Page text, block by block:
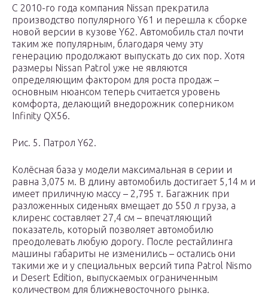
С 2010-го года компания Nissan прекратила
производство популярного Y61 и перешла к сборке
новой версии в кузове Y62. Автомобиль стал почти
таким же популярным, благодаря чему эту
генерацию продолжают выпускать до сих пор. Хотя
размеры Nissan Patrol уже не являются
определяющим фактором для роста продаж –
основным нюансом теперь считается уровень
комфорта, делающий внедорожник соперником
Infinity QX56.
Рис. 5. Патрол Y62.
Колёсная база у модели максимальная в серии и
равна 3,075 м. В длину автомобиль достигает 5,14 м и
имеет приличную массу – 2,795 т. Багажник при
разложенных сиденьях вмещает до 550 л груза, а
клиренс составляет 27,4 см – впечатляющий
показатель, который позволяет автомобилю
преодолевать любую дорогу. После рестайлинга
машины габариты не изменились – остались они
такими же и у специальных версий типа Patrol Nismo
и Desert Edition, выпускаемых ограниченным
количеством для ближневосточного рынка.